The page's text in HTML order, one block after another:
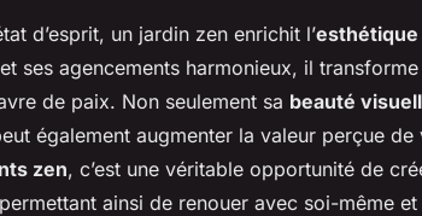
d’esprit, un jardin zen enrichit l’
ses agencements harmonieux, il
de paix. Non seulement sa beauté
également augmenter la valeur perçue
zen, c’est une véritable opportunité de
ainsi de renouer avec soi-même